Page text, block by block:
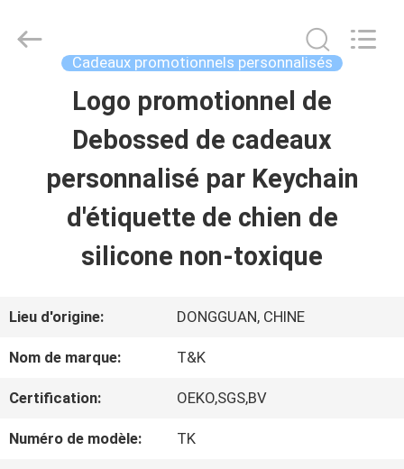
APERÇU
PRODUITS
PROPOS
DE
NOUS
VISITE
D'USINE
T&K
Cadeaux promotionnels personnalisés
Logo promotionnel de
Debossed de cadeaux
personnalisé par Keychain
d'étiquette de chien de
silicone non-toxique
Lieu d'origine: DONGGUAN, CHINE
Nom de marque: T&K
Certification: OEKO,SGS,BV
Numéro de modèle: TK